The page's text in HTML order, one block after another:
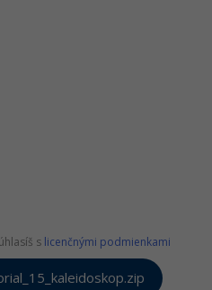
s licenčnými podmienkami